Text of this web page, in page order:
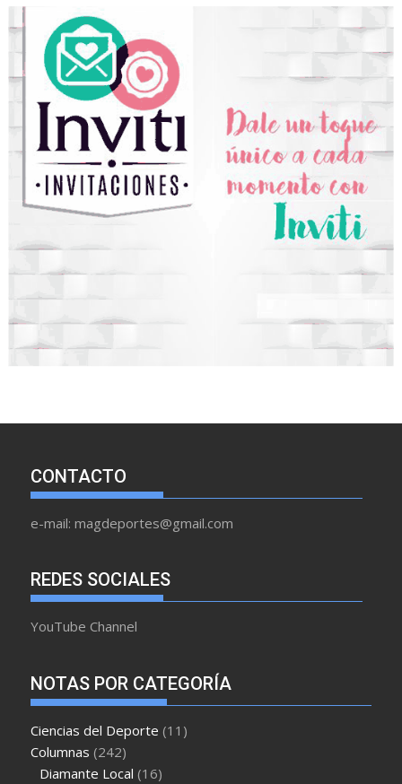
CONTACTO
e-mail: magdeportes@gmail.com
REDES SOCIALES
YouTube Channel
NOTAS POR CATEGORÍA
Ciencias del Deporte (11)
Columnas (242)
Diamante Local (16)